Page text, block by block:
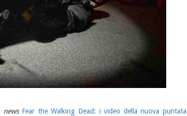
news Fear the Walking Dead: i video della nuova puntata